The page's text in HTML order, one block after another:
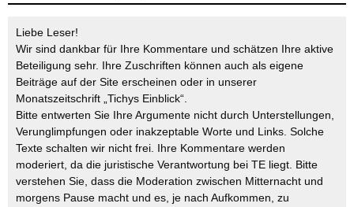
Liebe Leser!
Wir sind dankbar für Ihre Kommentare und schätzen Ihre aktive
Beteiligung sehr. Ihre Zuschriften können auch als eigene
Beiträge auf der Site erscheinen oder in unserer
Monatszeitschrift „Tichys Einblick“.
Bitte entwerten Sie Ihre Argumente nicht durch Unterstellungen,
Verunglimpfungen oder inakzeptable Worte und Links. Solche
Texte schalten wir nicht frei. Ihre Kommentare werden
moderiert, da die juristische Verantwortung bei TE liegt. Bitte
verstehen Sie, dass die Moderation zwischen Mitternacht und
morgens Pause macht und es, je nach Aufkommen, zu